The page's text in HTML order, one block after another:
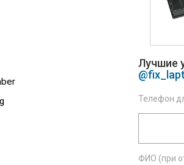
Лучшие
Телефон
ФИО (при